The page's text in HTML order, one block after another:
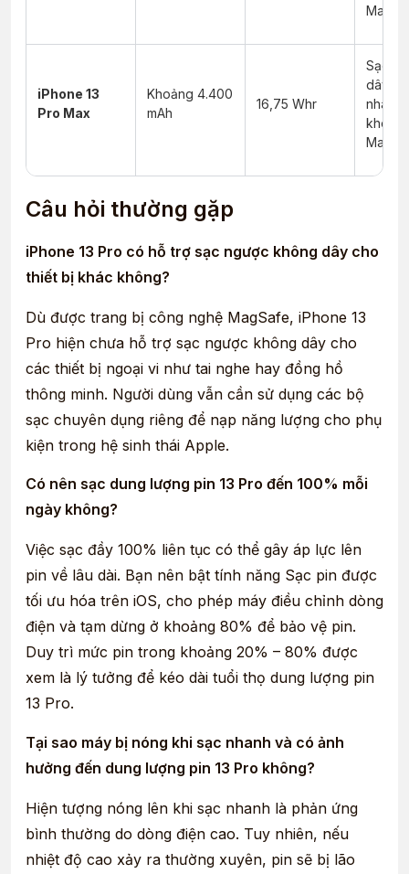
iPhone 13
Pro Max
Khoảng 4.400
mAh
16,75 Whr
Sạc
dây,
không
Câu hỏi thường gặp
iPhone 13 Pro có hỗ trợ sạc ngược không dây cho
thiết bị khác không?
Dù được trang bị công nghệ MagSafe, iPhone 13
Pro hiện chưa hỗ trợ sạc ngược không dây cho
các thiết bị ngoại vi như tai nghe hay đồng hồ
thông minh. Người dùng vẫn cần sử dụng các bộ
sạc chuyên dụng riêng để nạp năng lượng cho phụ
kiện trong hệ sinh thái Apple.
Có nên sạc dung lượng pin 13 Pro đến 100% mỗi
ngày không?
Việc sạc đầy 100% liên tục có thể gây áp lực lên
pin về lâu dài. Bạn nên bật tính năng Sạc pin được
tối ưu hóa trên iOS, cho phép máy điều chỉnh dòng
điện và tạm dừng ở khoảng 80% để bảo vệ pin.
Duy trì mức pin trong khoảng 20% – 80% được
xem là lý tưởng để kéo dài tuổi thọ dung lượng pin
13 Pro.
Tại sao máy bị nóng khi sạc nhanh và có ảnh
hưởng đến dung lượng pin 13 Pro không?
Hiện tượng nóng lên khi sạc nhanh là phản ứng
bình thường do dòng điện cao. Tuy nhiên, nếu
nhiệt độ cao xảy ra thường xuyên, pin sẽ bị lão